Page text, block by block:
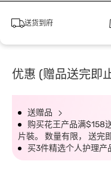
送货到府
优惠 (赠品送完即
送赠品
购买花王产品满$158
片裝。 数量有限， 送完
买3件精选个人护理产